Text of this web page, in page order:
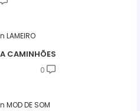
LAMEIRO
CAMINHÕES
0
MOD DE SOM